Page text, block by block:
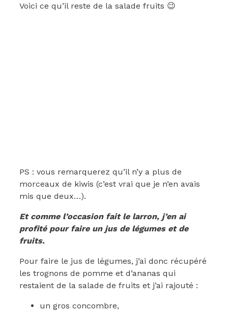
Voici ce qu’il reste de la salade fruits 😉
PS : vous remarquerez qu’il n’y a plus de
morceaux de kiwis (c’est vrai que je n’en avais
mis que deux…).
Et comme l’occasion fait le larron, j’en ai
profité pour faire un jus de légumes et de
fruits.
Pour faire le jus de légumes, j’ai donc récupéré
les trognons de pomme et d’ananas qui
restaient de la salade de fruits et j’ai rajouté :
un gros concombre,